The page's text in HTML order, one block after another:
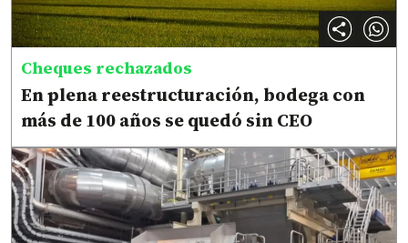
Cheques rechazados
En plena reestructuración, bodega con
más de 100 años se quedó sin CEO